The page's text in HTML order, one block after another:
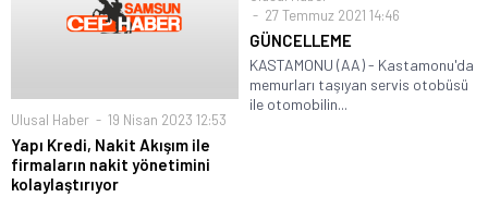
Ulusal Haber 19 Nisan 2023 12:53
Yapı Kredi, Nakit Akışım ile
firmaların nakit yönetimini
kolaylaştırıyor
27 Temmuz 2021 14:46
GÜNCELLEME
KASTAMONU (AA) - Kastamonu'da
memurları taşıyan servis otobüsü
ile otomobilin...